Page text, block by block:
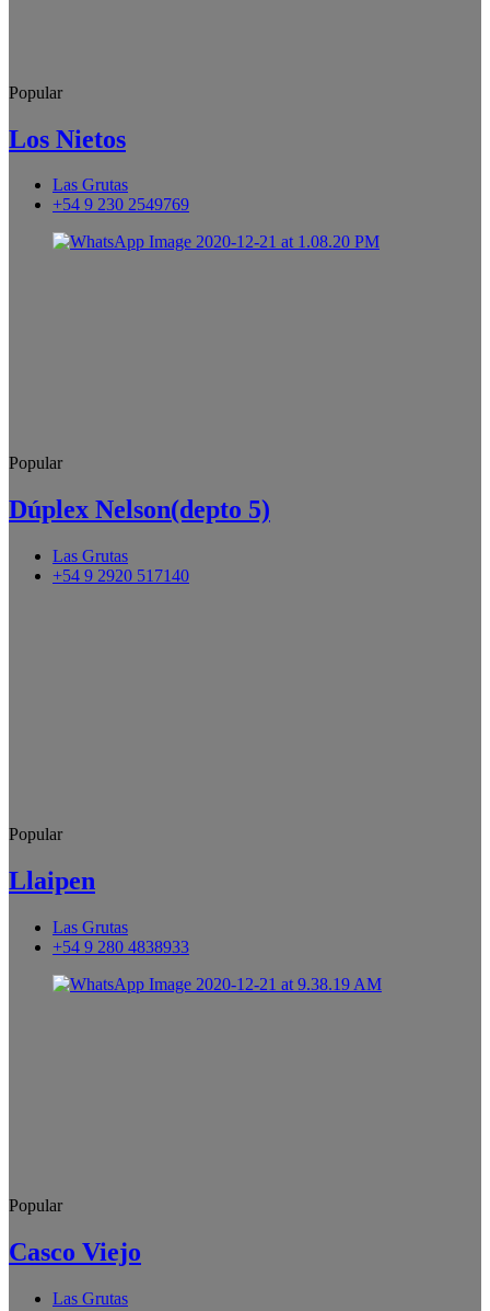
Popular
Los Nietos
Las Grutas
+54 9 230 2549769
Popular
Dúplex Nelson(depto 5)
Las Grutas
+54 9 2920 517140
Popular
Llaipen
Las Grutas
+54 9 280 4838933
Popular
Casco Viejo
Las Grutas